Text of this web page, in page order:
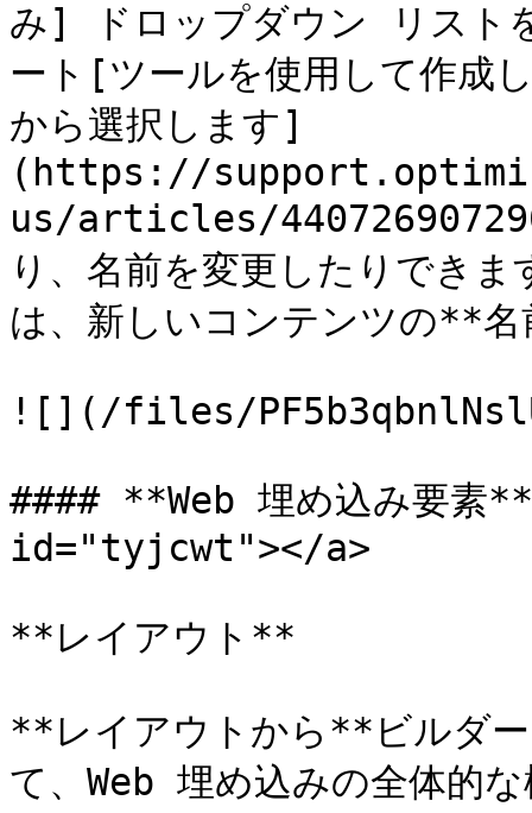
み] ドロップダウン リスト
ート[ツールを使用して作成
から選択します]
(https://
us/articles/
り、名前を変更したりでき
は、新しいコンテンツの**
![](/files/
#### **Web 埋め込み要
id="tyjcwt"></a>
**レイアウト**
**レイアウトから**ビルダ
て、Web 埋め込みの全体的